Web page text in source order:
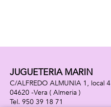
JUGUETERIA MARIN
C/ALFREDO ALMUNIA 1, local 4
04620 -Vera ( Almeria )
950 39 18 71